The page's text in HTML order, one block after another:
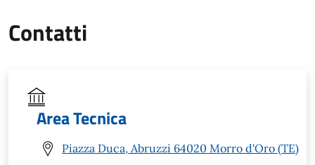
Contatti
Area Tecnica
Piazza Duca, Abruzzi 64020 Morro d'Oro (TE)